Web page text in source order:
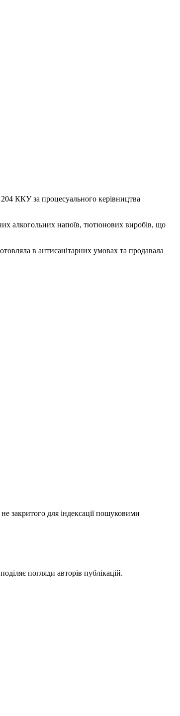
ККУ за процесуального керівництва
алкогольних напоїв, тютюнових виробів, що
в антисанітарних умовах та продавала
не закритого для індексації пошуковими
погляди авторів публікацій.